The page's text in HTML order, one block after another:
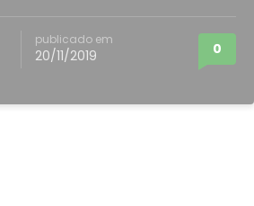
publicado em
20/11/2019 0